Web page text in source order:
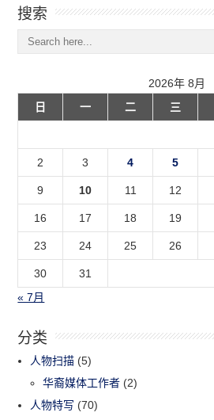
搜索
2026年 8月
日
一 二 三
2 3 4 5
9 10 11 12
16 17 18 19
23 24 25 26
30
31
« 7月
分类
人物扫描 (5)
华裔媒体工作者 (2)
人物特写 (70)